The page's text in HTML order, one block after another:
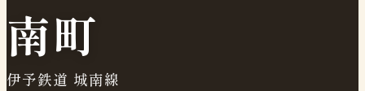
南町
伊予鉄道 城南線